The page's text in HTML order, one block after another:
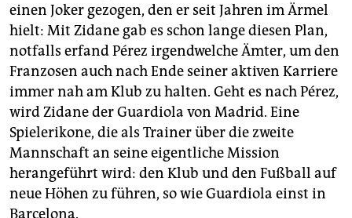
einen Joker gezogen, den er seit Jahren im Ärmel
hielt: Mit Zidane gab es schon lange diesen Plan,
notfalls erfand Pérez irgendwelche Ämter, um den
Franzosen auch nach Ende seiner aktiven Karriere
immer nah am Klub zu halten. Geht es nach Pérez,
wird Zidane der Guardiola von Madrid. Eine
Spielerikone, die als Trainer über die zweite
Mannschaft an seine eigentliche Mission
herangeführt wird: den Klub und den Fußball auf
neue Höhen zu führen, so wie Guardiola einst in
Barcelona.